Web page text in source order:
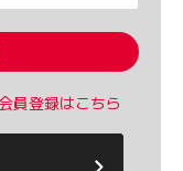
員登録はこちら